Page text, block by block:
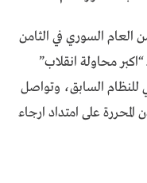
العام السوري في الثامن
محاولة انقلاب”
للنظام السابق، وتواصل
المحررة على امتداد ارجاء